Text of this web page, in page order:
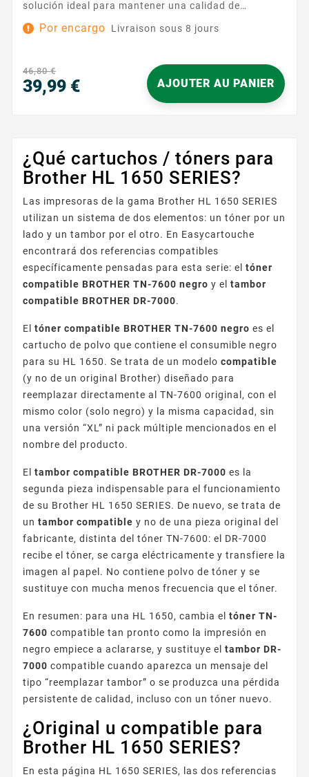
solución ideal para mantener una calidad de
impresión regular y profesional en sus documentos
diarios. Diseñado para reemplazar la referencia
impresora y funciona en perfecta sinergia con su
cartucho de tóner. Su instalación es sencilla y rápida:
lo instala en unos sencillos pasos y puede...
Por encargo Livraison sous 8 jours
46,80 €
39,99 € AJOUTER AU PANIER
¿Qué cartuchos / tóners para
Brother HL 1650 SERIES?
Las impresoras de la gama Brother HL 1650 SERIES
utilizan un sistema de dos elementos: un tóner por un
lado y un tambor por el otro. En Easycartouche
encontrará dos referencias compatibles
específicamente pensadas para esta serie: el tóner
compatible BROTHER TN-7600 negro y el tambor
compatible BROTHER DR-7000.
El tóner compatible BROTHER TN-7600 negro es el
cartucho de polvo que contiene el consumible negro
para su HL 1650. Se trata de un modelo compatible
(y no de un original Brother) diseñado para
reemplazar directamente al TN-7600 original, con el
mismo color (solo negro) y la misma capacidad, sin
una versión “XL” ni pack múltiple mencionados en el
nombre del producto.
El tambor compatible BROTHER DR-7000 es la
segunda pieza indispensable para el funcionamiento
de su Brother HL 1650 SERIES. De nuevo, se trata de
un tambor compatible y no de una pieza original del
fabricante, distinta del tóner TN-7600: el DR-7000
recibe el tóner, se carga eléctricamente y transfiere la
imagen al papel. No contiene polvo de tóner y se
sustituye con mucha menos frecuencia que el tóner.
En resumen: para una HL 1650, cambia el tóner TN-
7600 compatible tan pronto como la impresión en
negro empiece a aclararse, y sustituye el tambor DR-
7000 compatible cuando aparezca un mensaje del
tipo “reemplazar tambor” o se produzca una pérdida
persistente de calidad, incluso con un tóner nuevo.
¿Original u compatible para
Brother HL 1650 SERIES?
En esta página HL 1650 SERIES, las dos referencias